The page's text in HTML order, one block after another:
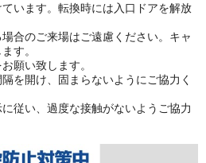
います。転換時には入口ドアを解放
合のご来場はご遠慮ください。キャ
す。
願い致します。
を開け、固まらないようにご協力く
従い、過度な接触がないようご協力